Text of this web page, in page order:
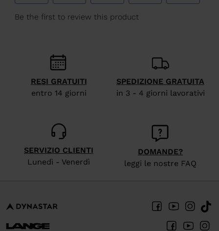
We
website
version
States.
RESI GRATUITI
entro 14 giorni
SPEDIZIONE GRATUITA
in 3 - 4 giorni lavorativi
SERVIZIO CLIENTI
Lunedì - Venerdì
DOMANDE?
leggi le nostre FAQ